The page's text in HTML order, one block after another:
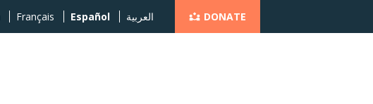
Français Español العربية DONATE